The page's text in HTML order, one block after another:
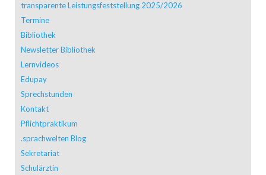
transparente Leistungsfeststellung 2025/2026
Termine
Bibliothek
Newsletter Bibliothek
Lernvideos
Edupay
Sprechstunden
Kontakt
Pflichtpraktikum
.sprachwelten Blog
Sekretariat
Schulärztin